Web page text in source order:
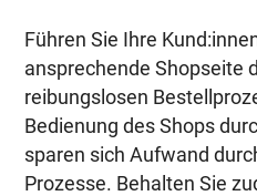
Führen Sie Ihre
ansprechende Shopseite
reibungslosen
Bedienung des Shops
sparen sich Aufwand
Prozesse. Behalten Sie